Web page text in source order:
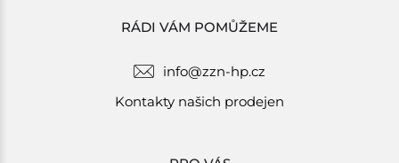
RÁDI VÁM POMŮŽEME
info@zzn-hp.cz
Kontakty našich prodejen